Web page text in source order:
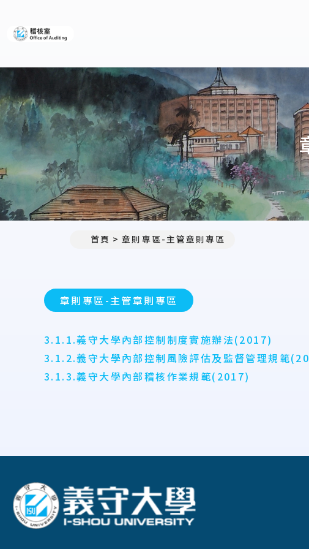
首頁 章則專區-主管章則專區
章則專區-主管章則專區
3.1.1.義守大學內部控制制度實施辦法(2017)
3.1.2.義守大學內部控制風險評估及監督管理規範
3.1.3.義守大學內部稽核作業規範(2017)